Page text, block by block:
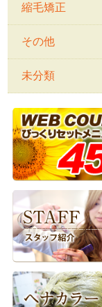
縮毛矯正
その他
未分類